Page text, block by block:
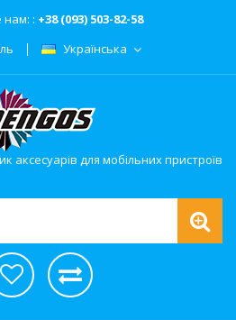
нам: : +38 (093) 503-82-58
Українська
аксесуарів для мобільних пристроїв